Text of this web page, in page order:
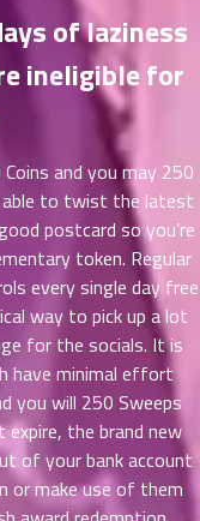
of laziness
ineligible for
and you may 250
able to twist the latest
postcard so you’re
token. Regular
every single day free
way to pick up a lot
for the socials. It is
have minimal effort
you will 250 Sweeps
expire, the brand new
of your bank account
or make use of them